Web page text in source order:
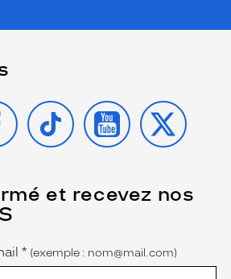
TIKTOK YOUTUBE
X
et recevez nos
* (exemple : nom@mail.com)